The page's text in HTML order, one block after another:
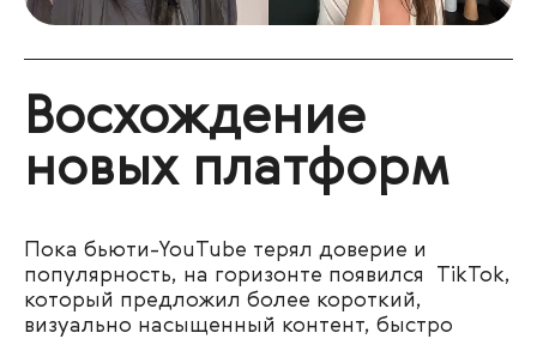
Восхождение
новых платформ
Пока бьюти-YouTube терял доверие и
популярность, на горизонте появился TikTok,
который предложил более короткий,
визуально насыщенный контент, быстро